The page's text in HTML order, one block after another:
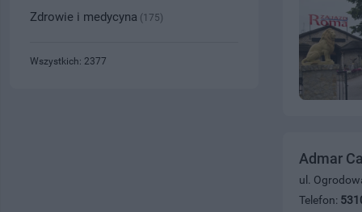
Admar
ul.
Telefon:
Zdrowie i medycyna (175)
Wszystkich: 2377